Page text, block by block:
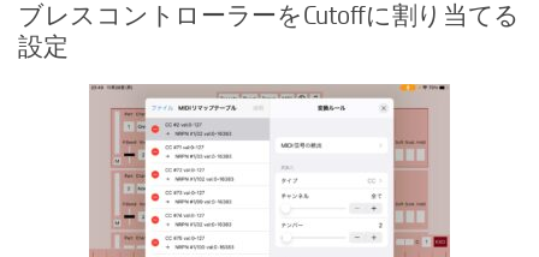
ブレスコントローラーをCutoffに割り当てる
設定